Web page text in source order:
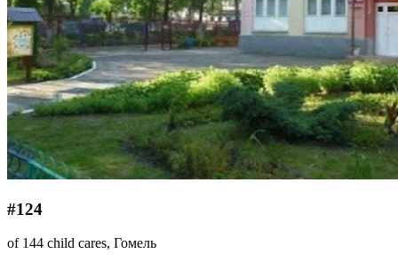
#124
of 144 child cares, Гомель